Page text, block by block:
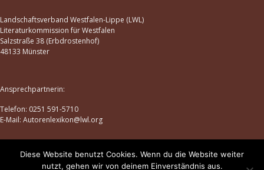
Landschaftsverband Westfalen-Lippe (LWL)
Literaturkommission für Westfalen
Salzstraße 38 (Erbdrostenhof)
48133 Münster
Ansprechpartnerin:
Telefon: 0251 591-5710
E-Mail: Autorenlexikon@lwl.org
Datenschutz |Impressum
Diese Website benutzt Cookies. Wenn du die Website weiter
nutzt, gehen wir von deinem Einverständnis aus.